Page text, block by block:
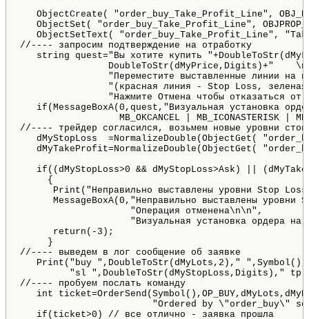
ObjectCreate( "order_buy_Take_Profit_Line",
ObjectSet( "order_buy_Take_Profit_Line",
ObjectSetText( "order_buy_Take_Profit_Line",
//---- запросим подтверждение на отработку
string quest="Вы хотите купить
DoubleToStr(dMyPrice,Digits)+"
"Переместите выставленные линии на
"(красная линия - Stop Loss,
"Нажмите Отмена чтобы отказаться от
if(MessageBoxA(0,quest,"Визуальная установка
MB_OKCANCEL | MB_ICONASTERISK |
//---- трейдер согласился, возьмем новые уровни
dMyStopLoss  =NormalizeDouble(ObjectGet(
dMyTakeProfit=NormalizeDouble(ObjectGet(
if((dMyStopLoss>0 && dMyStopLoss>Ask) ||
     {
Print("Неправильно выставлены уровни Stop
MessageBoxA(0,"Неправильно выставлены уровни
                    "Операция отменена\n\n",
"Визуальная установка ордера на
      return(-3);
     }
//---- выведем в лог сообщение об заявке
Print("buy ",DoubleToStr(dMyLots,2),"
"sl ",DoubleToStr(dMyStopLoss,Digits)," tp
//---- пробуем послать команду
int
"Ordered by \"order_buy\"
   if(ticket>0) // все отлично - заявка прошла